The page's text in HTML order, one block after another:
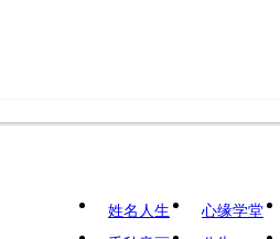
姓名人生 心缘学堂